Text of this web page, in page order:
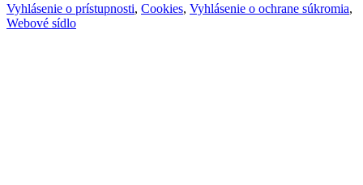
Vyhlásenie o prístupnosti, Cookies, Vyhlásenie o ochrane súkromia,
Webové sídlo